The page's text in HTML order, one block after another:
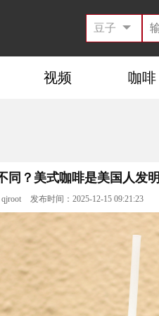
视频 咖啡
同？美式咖啡是美国人发
发布时间：2025-12-15 09:21:23